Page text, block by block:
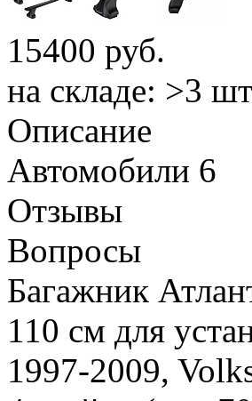
15400 руб.
на складе: >3
Описание
Автомобили 6
Отзывы
Вопросы
Багажник
110 см для
1997-2009,